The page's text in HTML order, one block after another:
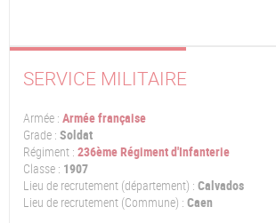
SERVICE MILITAIRE
Armée : Armée française
Grade : Soldat
Régiment : 236ème Régiment d'Infanterie
Classe : 1907
Lieu de recrutement (département) : Calvados
Lieu de recrutement (Commune) : Caen